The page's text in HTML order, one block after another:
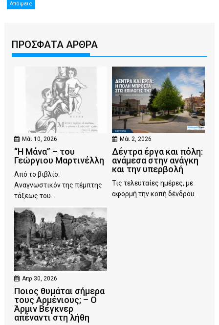
Απόψεις
ΠΡΟΣΦΑΤΑ ΑΡΘΡΑ
Μάι 10, 2026
“Η Μάνα” – του
Γεώργιου Μαρτινέλλη
Από το βιβλίο:
Αναγνωστικόν της πέμπτης
τάξεως του...
Μάι 2, 2026
Δέντρα έργα και πόλη:
ανάμεσα στην ανάγκη
και την υπερβολή
Τις τελευταίες ημέρες, με
αφορμή την κοπή δένδρου...
Απρ 30, 2026
Ποιος θυμάται σήμερα
τους Αρμένιους; – Ο
Άρμιν Βέγκνερ
απέναντι στη λήθη